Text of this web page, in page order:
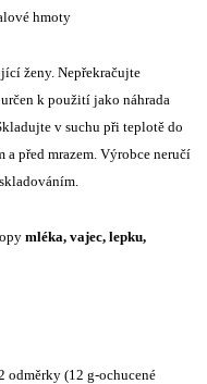
hmoty
ženy. Nepřekračujte
k použití jako náhrada
v suchu při teplotě do
a před mrazem. Výrobce neručí
mléka, vajec, lepku,
(12 g-ochucené